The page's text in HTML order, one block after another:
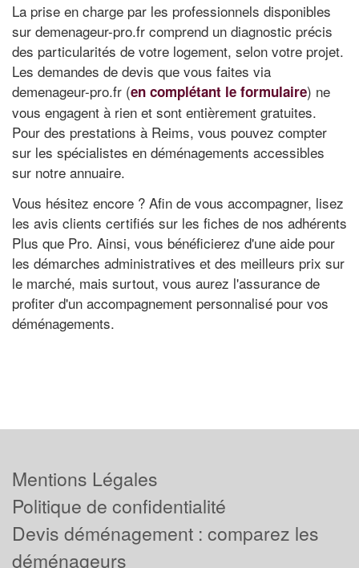
La prise en charge par les professionnels disponibles
sur demenageur-pro.fr comprend un diagnostic précis
des particularités de votre logement, selon votre projet.
Les demandes de devis que vous faites via
demenageur-pro.fr (en complétant le formulaire) ne
vous engagent à rien et sont entièrement gratuites.
Pour des prestations à Reims, vous pouvez compter
sur les spécialistes en déménagements accessibles
sur notre annuaire.
Vous hésitez encore ? Afin de vous accompagner, lisez
les avis clients certifiés sur les fiches de nos adhérents
Plus que Pro. Ainsi, vous bénéficierez d'une aide pour
les démarches administratives et des meilleurs prix sur
le marché, mais surtout, vous aurez l'assurance de
profiter d'un accompagnement personnalisé pour vos
déménagements.
Mentions Légales
Politique de confidentialité
Devis déménagement : comparez les
déménageurs